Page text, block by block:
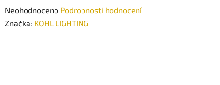
Průměrné
hodnocení
Neohodnoceno Podrobnosti hodnocení
Značka: KOHL LIGHTING